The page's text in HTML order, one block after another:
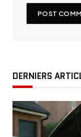
DERNIERS